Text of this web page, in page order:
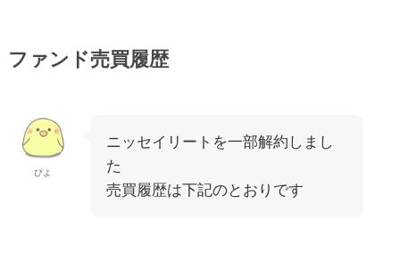
ファンド売買履歴
ぴよ
ニッセイリートを一部解約しまし
た
売買履歴は下記のとおりです